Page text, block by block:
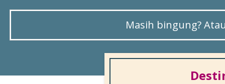
Masih bingung?